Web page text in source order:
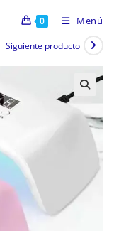
0 Menú
Siguiente producto